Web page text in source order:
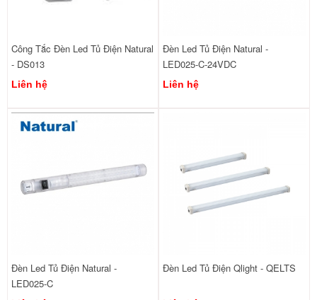
Công Tắc Đèn Led Tủ Điện Natural
- DS013
Liên hệ
Đèn Led Tủ Điện Natural -
LED025-C-24VDC
Liên hệ
Đèn Led Tủ Điện Natural -
LED025-C
Đèn Led Tủ Điện Qlight - QELTS